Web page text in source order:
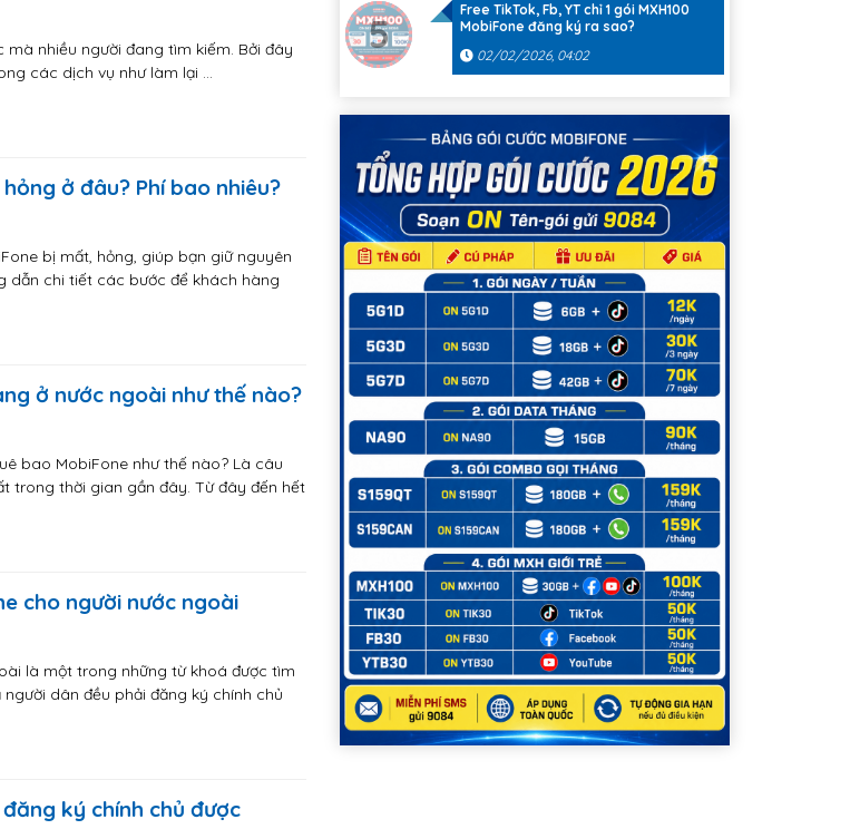
nhiều người đang tìm kiếm. Bởi đây
các dịch vụ như làm lại …
ở đâu? Phí bao nhiêu?
bị mất, hỏng, giúp bạn giữ nguyên
dẫn chi tiết các bước để khách hàng
ở nước ngoài như thế nào?
bao MobiFone như thế nào? Là câu
trong thời gian gần đây. Từ đây đến hết
cho người nước ngoài
là một trong những từ khoá được tìm
dân đều phải đăng ký chính chủ
ký chính chủ được
5
Free TikTok, Fb, YT chỉ 1 gói MXH100
MobiFone đăng ký ra sao?
02/02/2026, 04:02